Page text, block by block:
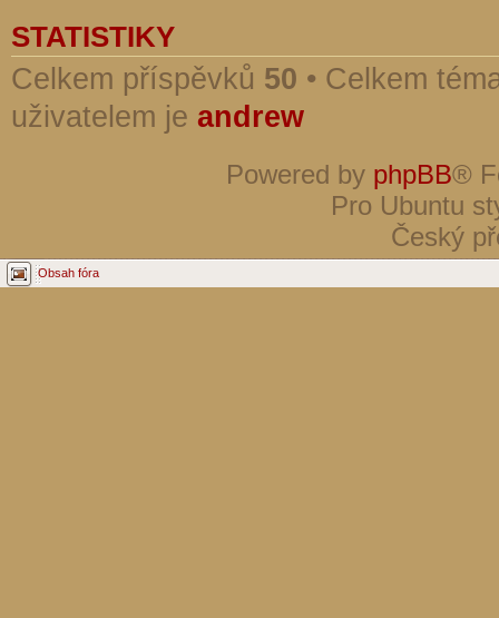
STATISTIKY
Celkem příspěvků 50 • Celkem
uživatelem je andrew
Powered by phpBB®
Pro Ubuntu
Český
Obsah fóra